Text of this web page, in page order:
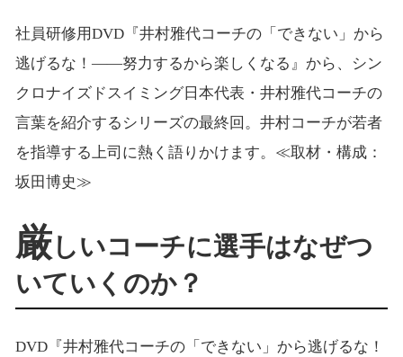
社員研修用DVD『井村雅代コーチの「できない」から
逃げるな！――努力するから楽しくなる』から、シン
クロナイズドスイミング日本代表・井村雅代コーチの
言葉を紹介するシリーズの最終回。井村コーチが若者
を指導する上司に熱く語りかけます。≪取材・構成：
坂田博史≫
厳しいコーチに選手はなぜつ
いていくのか？
DVD『井村雅代コーチの「できない」から逃げるな！